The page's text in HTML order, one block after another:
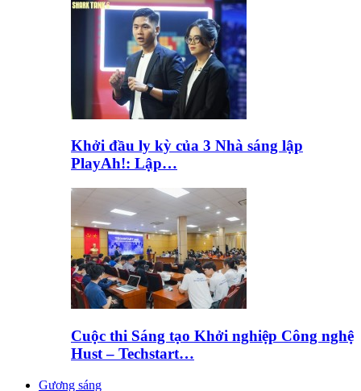
Khởi đầu ly kỳ của 3 Nhà sáng lập
PlayAh!: Lập…
Cuộc thi Sáng tạo Khởi nghiệp Công nghệ
Hust – Techstart…
Gương sáng